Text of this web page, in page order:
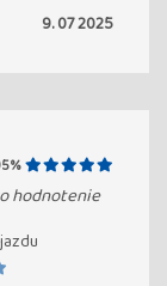
9. 07 2025
hodnotenie